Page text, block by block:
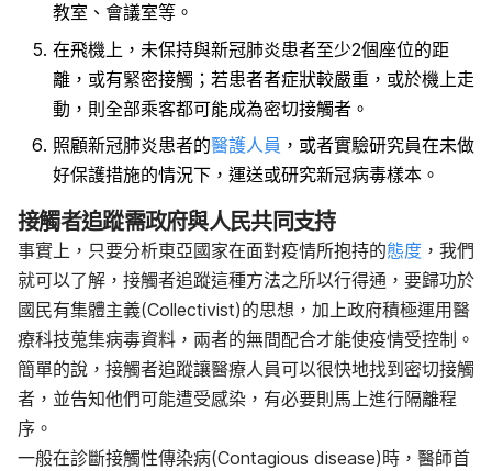
教室、會議室等。
在飛機上，未保持與新冠肺炎患者至少2個座位的距
離，或有緊密接觸；若患者者症狀較嚴重，或於機上走
動，則全部乘客都可能成為密切接觸者。
照顧新冠肺炎患者的醫護人員 ，或者實驗研究員在未做
好保護措施的情況下，運送或研究新冠病毒樣本。
接觸者追蹤需政府與人民共同支持
事實上，只要分析東亞國家在面對疫情所抱持的態度 ，我們
就可以了解，接觸者追蹤這種方法之所以行得通，要歸功於
國民有集體主義(Collectivist)的思想，加上政府積極運用醫
療科技蒐集病毒資料，兩者的無間配合才能使疫情受控制。
簡單的說，接觸者追蹤讓醫療人員可以很快地找到密切接觸
者，並告知他們可能遭受感染，有必要則馬上進行隔離程
序。
一般在診斷接觸性傳染病(Contagious disease)時，醫師首